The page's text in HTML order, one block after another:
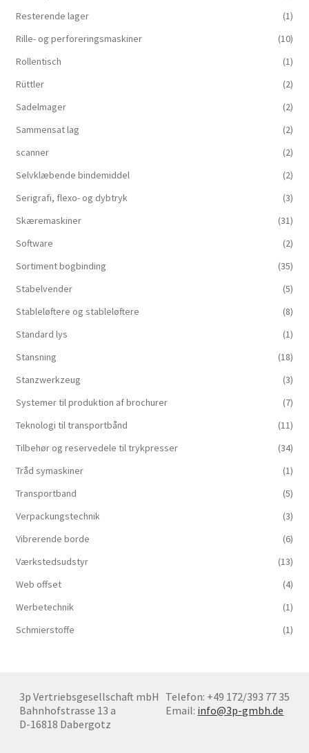
Resterende lager
(1)
Rille- og perforeringsmaskiner
(10)
Rollentisch
(1)
Rüttler
(2)
Sadelmager
(2)
Sammensat lag
(2)
scanner
(2)
Selvklæbende bindemiddel
(2)
Serigrafi, flexo- og dybtryk
(3)
Skæremaskiner
(31)
Software
(2)
Sortiment bogbinding
(35)
Stabelvender
(5)
Stableløftere og stableløftere
(8)
Standard lys
(1)
Stansning
(18)
Stanzwerkzeug
(3)
Systemer til produktion af brochurer
(7)
Teknologi til transportbånd
(11)
Tilbehør og reservedele til trykpresser
(34)
Tråd symaskiner
(1)
Transportband
(5)
Verpackungstechnik
(3)
Vibrerende borde
(6)
Værkstedsudstyr
(13)
Web offset
(4)
Werbetechnik
(1)
Schmierstoffe
(1)
3p Vertriebsgesellschaft mbH
Bahnhofstrasse 13 a
D-16818 Dabergotz
Telefon: +49 172/393 77 35
Email: info@3p-gmbh.de